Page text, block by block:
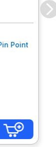
Point